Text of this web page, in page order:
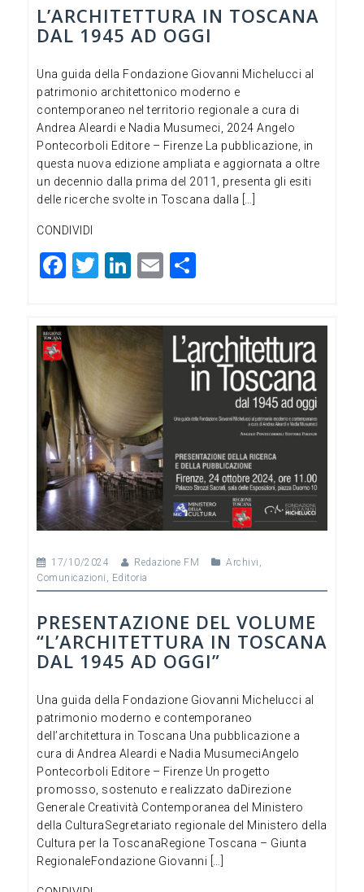
L’ARCHITETTURA IN TOSCANA
DAL 1945 AD OGGI
Una guida della Fondazione Giovanni Michelucci al
patrimonio architettonico moderno e
contemporaneo nel territorio regionale a cura di
Andrea Aleardi e Nadia Musumeci, 2024 Angelo
Pontecorboli Editore – Firenze La pubblicazione, in
questa nuova edizione ampliata e aggiornata a oltre
un decennio dalla prima del 2011, presenta gli esiti
delle ricerche svolte in Toscana dalla […]
CONDIVIDI
F
e
b
o
o
k
T
er
Li
dI
n
E
di
vi
di
17/10/2024 Redazione FM Archivi ,
Comunicazioni , Editoria
PRESENTAZIONE DEL VOLUME
“L’ARCHITETTURA IN TOSCANA
DAL 1945 AD OGGI”
Una guida della Fondazione Giovanni Michelucci al
patrimonio moderno e contemporaneo
dell’architettura in Toscana Una pubblicazione a
cura di Andrea Aleardi e Nadia MusumeciAngelo
Pontecorboli Editore – Firenze Un progetto
promosso, sostenuto e realizzato daDirezione
Generale Creatività Contemporanea del Ministero
della CulturaSegretariato regionale del Ministero della
Cultura per la ToscanaRegione Toscana – Giunta
RegionaleFondazione Giovanni […]